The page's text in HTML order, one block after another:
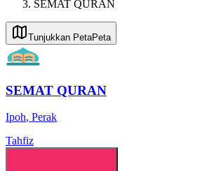
SEMAT QURAN
Tunjukkan PetaPeta
SEMAT QURAN
Ipoh, Perak
Tahfiz